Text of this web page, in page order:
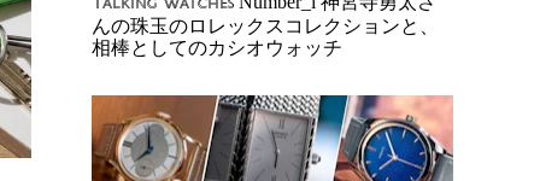
Talking Watches
んの珠玉のロレックスコレクションと、
相棒としてのカシオウォッチ